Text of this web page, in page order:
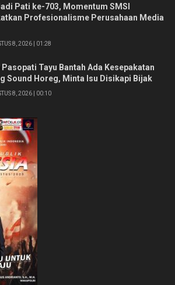
Pati ke-703, Momentum SMSI
Profesionalisme Perusahaan Media
8, 2026 | 01:28
Pasopati Tayu Bantah Ada Kesepakatan
Sound Horeg, Minta Isu Disikapi Bijak
8, 2026 | 00:10